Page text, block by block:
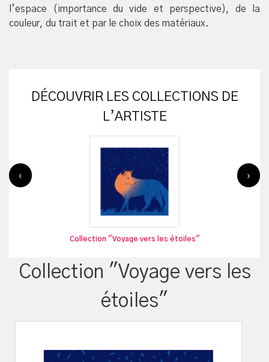
l’espace (importance du vide et perspective), de la
couleur, du trait et par le choix des matériaux.
DÉCOUVRIR LES COLLECTIONS DE
L’ARTISTE
Collection "Voyage vers les étoiles"
‹ ›
Collection "Voyage vers les
étoiles"